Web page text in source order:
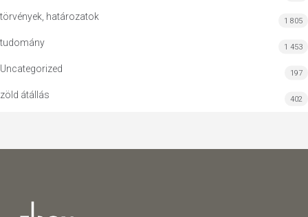
törvények, határozatok 1 805
tudomány 1 453
Uncategorized 197
zöld átállás 402